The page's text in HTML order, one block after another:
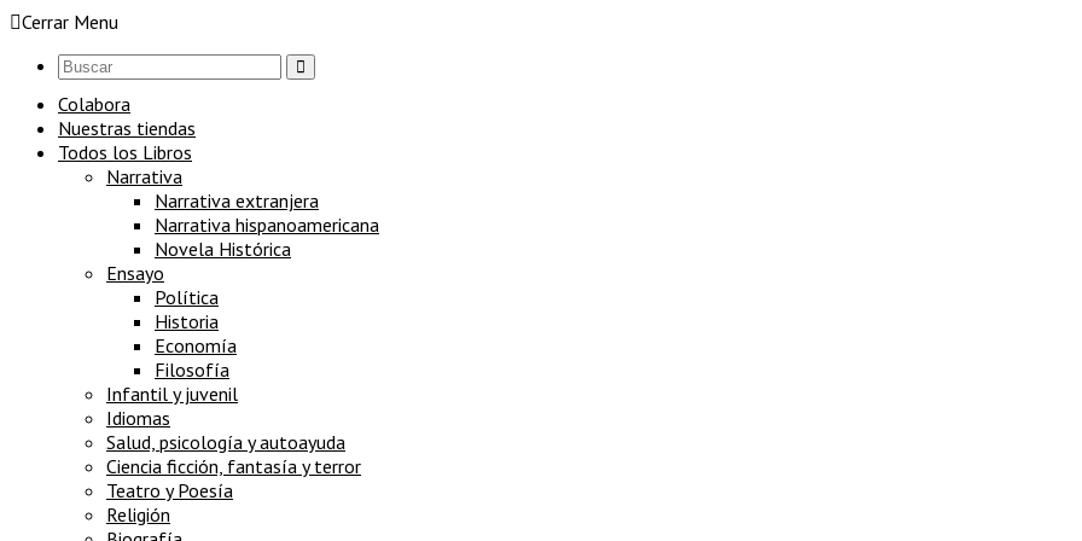
Cerrar Menu
Colabora
Nuestras tiendas
Todos los Libros
Narrativa
Narrativa extranjera
Narrativa hispanoamericana
Novela Histórica
Ensayo
Política
Historia
Economía
Filosofía
Infantil y juvenil
Idiomas
Salud, psicología y autoayuda
Ciencia ficción, fantasía y terror
Teatro y Poesía
Religión